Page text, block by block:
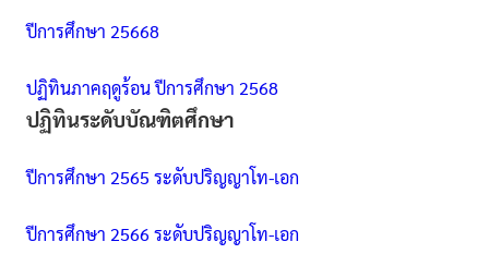
ปีการศึกษา 25668
ปฏิทินภาคฤดูร้อน ปีการศึกษา 2568
ปฏิทินระดับบัณฑิตศึกษา
ปีการศึกษา 2565 ระดับปริญญาโท-เอก
ปีการศึกษา 2566 ระดับปริญญาโท-เอก